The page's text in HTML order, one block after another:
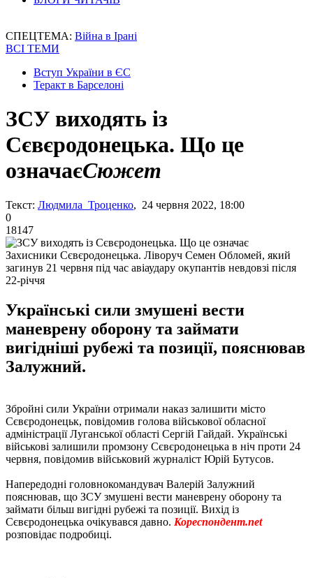
СПЕЦТЕМА: Війна в Ірані
ВСІ ТЕМИ
Вступ України в ЄС
Теракт в Барселоні
ЗСУ виходять із
Сєвєродонецька. Що це
означаєСюжет
Текст: Людмила Троценко, 24 червня 2022, 18:00
0
18147
Захисники Сєвєродонецька. Ліворуч Семен Обломей, який
загинув 21 червня під час авіаудару окупантів невдовзі після
22-річчя
Українські сили змушені вести
маневрену оборону та займати
вигідніші рубежі та позиції, пояснював
Залужний.
Збройні сили України отримали наказ залишити місто
Сєвєродонецьк, повідомив голова військової обласної
адміністрації Луганської області Сергій Гайдай. Українські
військові залишили промзону Сєвєродонецька в ніч проти 24
червня, повідомив військовий журналіст Юрій Бутусов.
Напередодні головнокомандувач Валерій Залужний
пояснював, що ЗСУ змушені вести маневрену оборону та
займати більш вигідні рубежі та позиції. Вихід із
Сєвєродонецька очікувався давно. Кореспондент.net
розповідає подробиці.